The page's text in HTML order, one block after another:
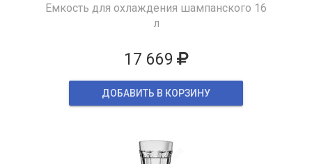
Емкость для охлаждения шампанского 16
л
17 669
ДОБАВИТЬ В КОРЗИНУ